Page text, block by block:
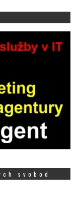
svobod